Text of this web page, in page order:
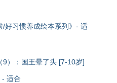
好习惯养成绘本系列》- 适
9）：国王晕了头 [7-10岁]
适合